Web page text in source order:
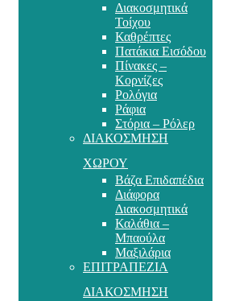
Διακοσμητικά
Τοίχου
Καθρέπτες
Πατάκια Εισόδου
Πίνακες –
Κορνίζες
Ρολόγια
Ράφια
Στόρια – Ρόλερ
ΔΙΑΚΟΣΜΗΣΗ
ΧΩΡΟΥ
Βάζα Επιδαπέδια
Διάφορα
Διακοσμητικά
Καλάθια –
Μπαούλα
Μαξιλάρια
ΕΠΙΤΡΑΠΕΖΙΑ
ΔΙΑΚΟΣΜΗΣΗ